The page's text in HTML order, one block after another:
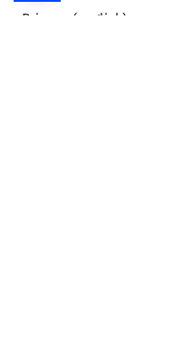
Privacy (english)